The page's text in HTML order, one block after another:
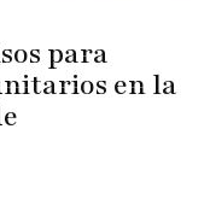
para
en la